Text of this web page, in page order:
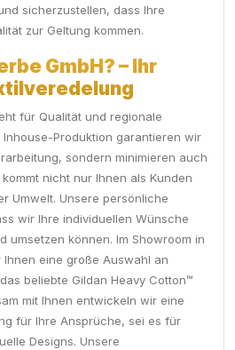
sicherzustellen, dass Ihre
zur Geltung kommen.
GmbH? – Ihr
für Qualität und regionale
Produktion garantieren wir
sondern minimieren auch
nicht nur Ihnen als Kunden
Umwelt. Unsere persönliche
wir Ihre individuellen Wünsche
umsetzen können. Im Showroom in
eine große Auswahl an
beliebte Gildan Heavy Cotton™
mit Ihnen entwickeln wir eine
für Ihre Ansprüche, sei es für
Designs. Unsere